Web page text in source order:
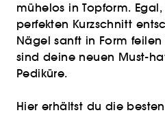
mühelos in Topform.
perfekten Kurzschnitt
Nägel sanft in Form feilen
sind deine neuen Must-
Pediküre.
Hier erhältst du die